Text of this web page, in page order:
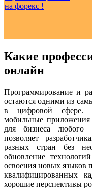
Какие
онлайн
Программирование и
остаются одними из
в цифровой сфере.
мобильные
для бизнеса любого
позволяет
разных стран без
обновление
освоения новых языков
квалифицированных
хорошие перспективы